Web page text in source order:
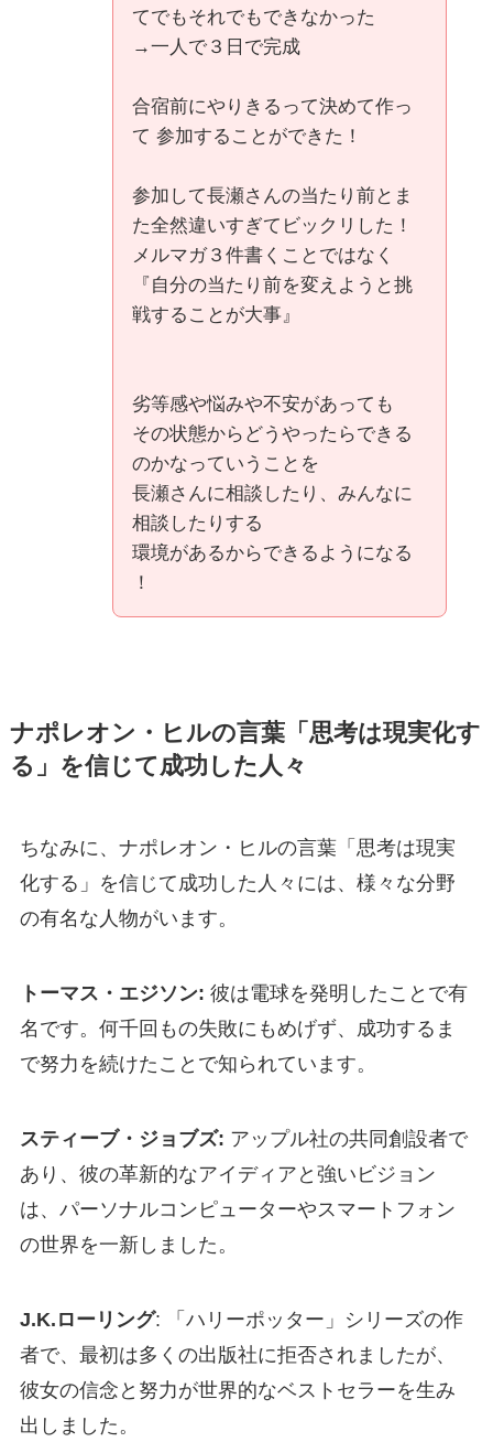
てでもそれでもできなかった
→一人で３日で完成
合宿前にやりきるって決めて作っ
て 参加することができた！
参加して長瀬さんの当たり前とま
た全然違いすぎてビックリした！
メルマガ３件書くことではなく
『自分の当たり前を変えようと挑
戦することが大事』
劣等感や悩みや不安があっても
その状態からどうやったらできる
のかなっていうことを
長瀬さんに相談したり、みんなに
相談したりする
環境があるからできるようになる
！
ナポレオン・ヒルの言葉「思考は現実化す
る」を信じて成功した人々
ちなみに、ナポレオン・ヒルの言葉「思考は現実
化する」を信じて成功した人々には、様々な分野
の有名な人物がいます。
トーマス・エジソン: 彼は電球を発明したことで有
名です。何千回もの失敗にもめげず、成功するま
で努力を続けたことで知られています。
スティーブ・ジョブズ: アップル社の共同創設者で
あり、彼の革新的なアイディアと強いビジョン
は、パーソナルコンピューターやスマートフォン
の世界を一新しました。
J.K.ローリング: 「ハリーポッター」シリーズの作
者で、最初は多くの出版社に拒否されましたが、
彼女の信念と努力が世界的なベストセラーを生み
出しました。